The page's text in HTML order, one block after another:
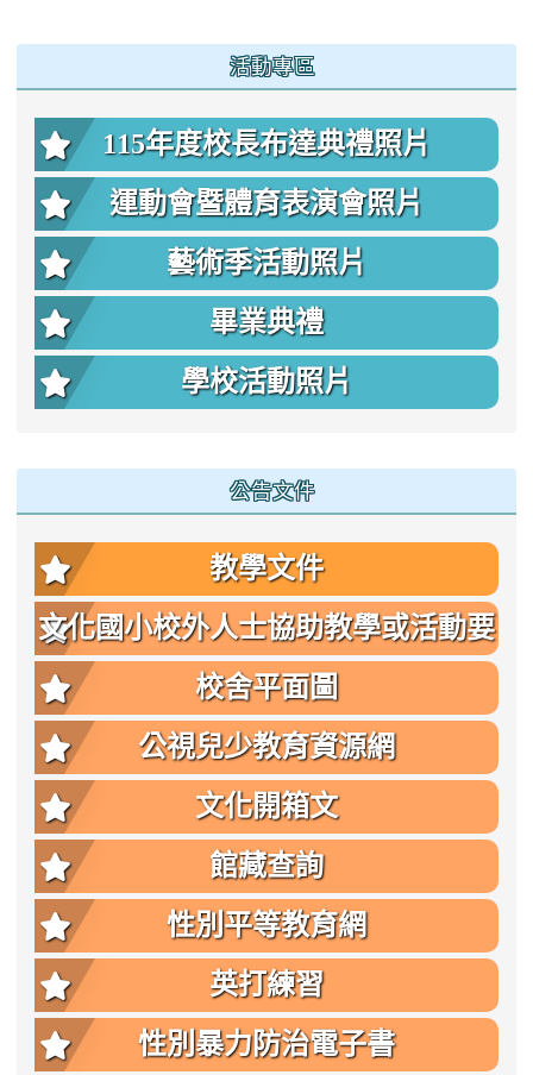
活動專區
115年度校長布達典禮照片
運動會暨體育表演會照片
藝術季活動照片
畢業典禮
學校活動照片
公告文件
教學文件
文化國小校外人士協助教學或活動要
點
校舍平面圖
公視兒少教育資源網
文化開箱文
館藏查詢
性別平等教育網
英打練習
性別暴力防治電子書